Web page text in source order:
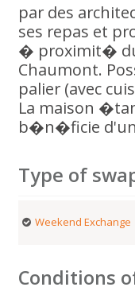
par des
ses repas et
� proximit�
Chaumont.
palier (avec
La maison
b�n�ficie d'un
Type of
Weekend Exchange
Conditions